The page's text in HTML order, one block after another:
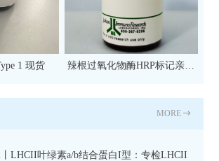
1 现货
辣根过氧化物酶HRP标记亲和
抗 现货
MORE
LHCII叶绿素a/b结合蛋白I型：专检LHCII